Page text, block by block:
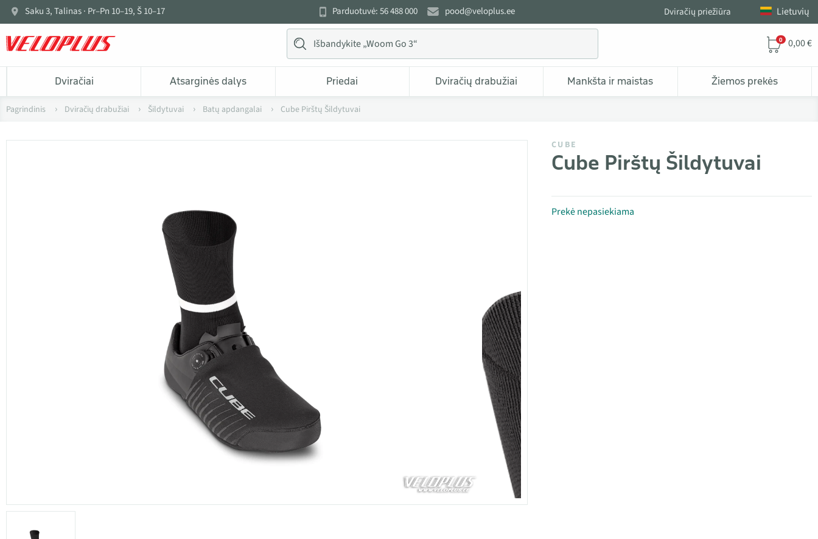
Saku 3, Talinas · Pr–Pn 10–19, Š 10–17 Parduotuvė: 56 488 000 pood@veloplus.ee Dviračių priežiūra Lietuvių
0 0,00 €
Dviračiai Atsarginės dalys Priedai Dviračių drabužiai Mankšta ir maistas Žiemos prekės
Pagrindinis Dviračių drabužiai Šildytuvai Batų apdangalai Cube Pirštų Šildytuvai
CUBE
Cube Pirštų Šildytuvai
Prekė nepasiekiama